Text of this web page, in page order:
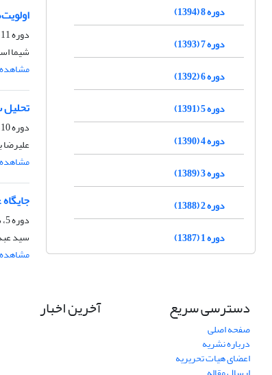
دوره 11، شماره 25، زمستان 1397، صفحه
شیما
مشاهده
تحلیل
دوره 10، شماره 19، تابستان 1396، صفحه
علیرضا
مشاهده
دوره 5، شماره 9، زمستان 1391، صفحه
سید
مشاهده
دوره 8 (1394)
دوره 7 (1393)
دوره 6 (1392)
دوره 5 (1391)
دوره 4 (1390)
دوره 3 (1389)
دوره 2 (1388)
دوره 1 (1387)
دسترسی سریع
صفحه اصلی
درباره نشریه
اعضای هیات تحریریه
آخرین اخبار